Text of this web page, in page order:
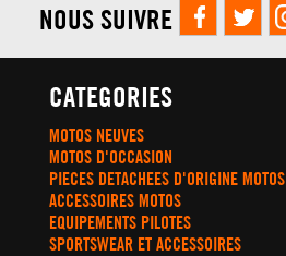
NOUS SUIVRE
CATEGORIES
MOTOS NEUVES
MOTOS D'OCCASION
PIECES DETACHEES D'ORIGINE MOTOS
ACCESSOIRES MOTOS
EQUIPEMENTS PILOTES
SPORTSWEAR ET ACCESSOIRES